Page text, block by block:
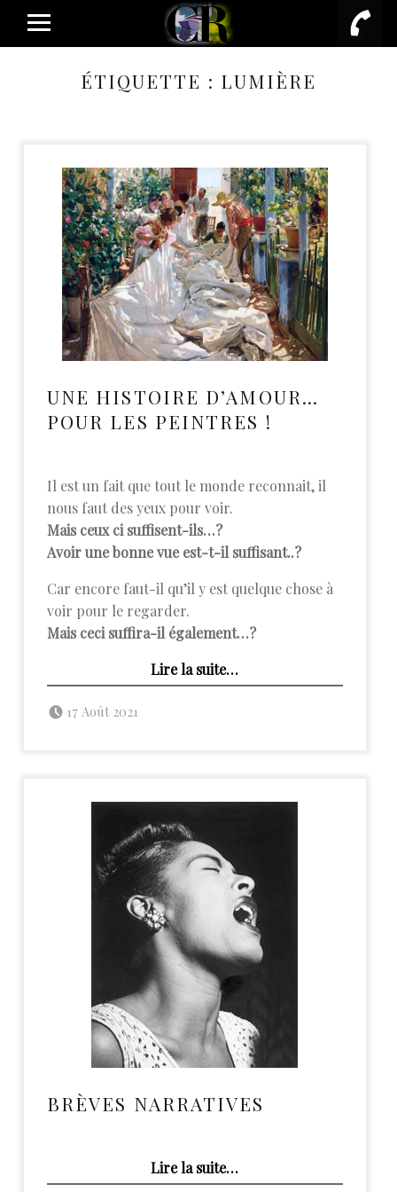
PRIMARY MENU
ÉTIQUETTE : LUMIÈRE
UNE HISTOIRE D’AMOUR…
POUR LES PEINTRES !
Il est un fait que tout le monde reconnait, il
nous faut des yeux pour voir.
Mais ceux ci suffisent-ils…?
Avoir une bonne vue est-t-il suffisant..?
Car encore faut-il qu’il y est quelque chose à
voir pour le regarder.
Mais ceci suffira-il également…?
Lire la suite“Une histoire d’Amour… pour les peintres !”…
17 Août 2021
BRÈVES NARRATIVES
Lire la suite…